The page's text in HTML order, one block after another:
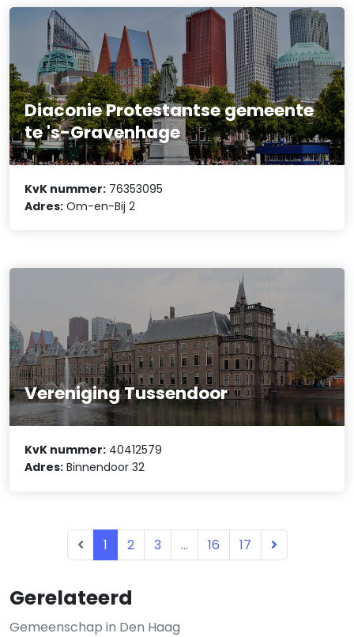
Gerelateerd
Gemeenschap in Den Haag
Diaconie Protestantse gemeente
te 's-Gravenhage
KvK nummer: 76353095
Adres: Om-en-Bij 2
Vereniging Tussendoor
KvK nummer: 40412579
Adres: Binnendoor 32
1 2 3 ... 16 17